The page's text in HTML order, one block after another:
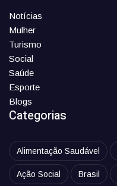
Notícias
Mulher
Turismo
Social
Saúde
Esporte
Blogs
Categorias
Alimentação Saudável
Ação Social Brasil